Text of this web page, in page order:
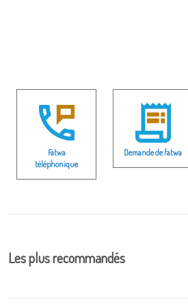
Fatwa
téléphonique
Demande de fatwa
Les plus recommandés